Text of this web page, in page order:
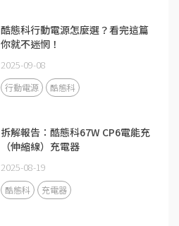
酷態科行動電源怎麼選？看完這篇
你就不迷惘！
2025-09-08
行動電源 酷態科
拆解報告：酷態科67W CP6電能充
（伸縮線）充電器
2025-08-19
酷態科 充電器